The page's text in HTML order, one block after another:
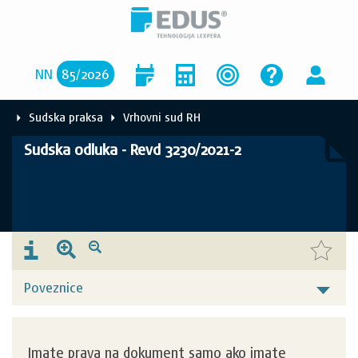
NN 85/2026
Sudska praksa Vrhovni sud RH
Sudska odluka - Revd 3230/2021-2
Poveznice
Imate prava na dokument samo ako imate